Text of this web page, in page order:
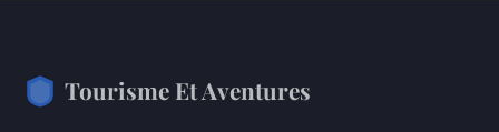
Tourisme Et Aventures